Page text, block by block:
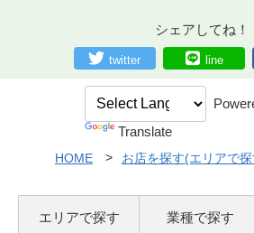
シェアしてね！
twitter line
Translate
HOME お店を探す(エリアで
エリアで探す 業種で探す